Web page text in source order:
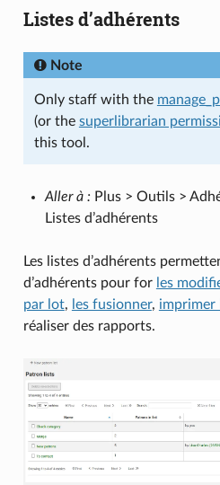
Listes d’adhérents
Note
Only staff with the
(or the superlibrarian
this tool.
Aller à :Plus > Outils >
Listes d’adhérents
Les listes d’adhérents
d’adhérents pour for les
par lot, les fusionner, imprimer
réaliser des rapports.